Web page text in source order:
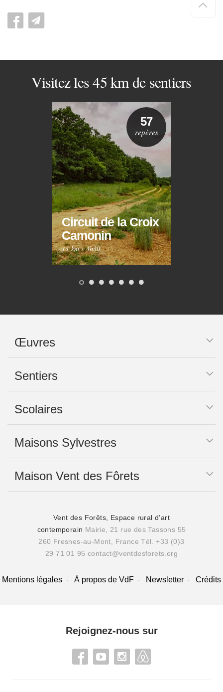
de
Visitez les 45 km de sentiers
Circuit de la Croix
Camonin
14 km·4h30
57
repères
Œuvres
Sentiers
Scolaires
Maisons Sylvestres
Maison Vent des Fôrets
Vent des Forêts, Espace rural d’art
contemporain Mairie, 21 rue des Tassons 55
260 Fresnes-au-Mont, France Tél. +33 (0)3
29 71 01 95 contact@ventdesforets.org
Mentions légales À propos de VdF Newsletter Crédits
Rejoignez-nous sur